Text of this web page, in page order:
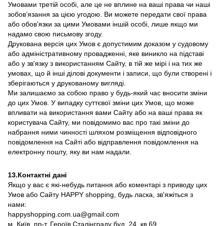
Умовами третій особі, але це не вплине на ваші права чи наші
зобов’язання за цією угодою. Ви можете передати свої права
або обов’язки за цими Умовами іншій особі, лише якщо ми
надамо свою письмову згоду.
Друкована версія цих Умов є допустимим доказом у судовому
або адміністративному провадженні, яке виникло на підставі
або у зв'язку з використанням Сайту, в тій же мірі і на тих же
умовах, що й інші ділові документи і записи, що були створені і
зберігаються у друкованому вигляді.
Ми залишаємо за собою право у будь-який час вносити зміни
до цих Умов. У випадку суттєвої зміни цих Умов, що може
впливати на використання вами Сайту або на ваші права як
користувача Сайту, ми повідомимо вас про такі зміни до
набрання ними чинності шляхом розміщення відповідного
повідомлення на Сайті або відправлення повідомлення на
електронну пошту, яку ви нам надали.
13.Контактні дані
Якщо у вас є які-небудь питання або коментарі з приводу цих
Умов або Сайту HAPPY shopping, будь ласка, зв'яжіться з
нами:
happyshopping.com.ua@gmail.com
м. Київ, пр-т. Героїв Сталінграду буд. 24, кв 69.